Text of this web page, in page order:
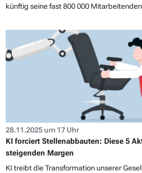
künftig seine fast 800 000
28.11.2025 um 17 Uhr
KI forciert Stellenabbauten: Diese 5
steigenden Margen
KI treibt die Transformation unserer